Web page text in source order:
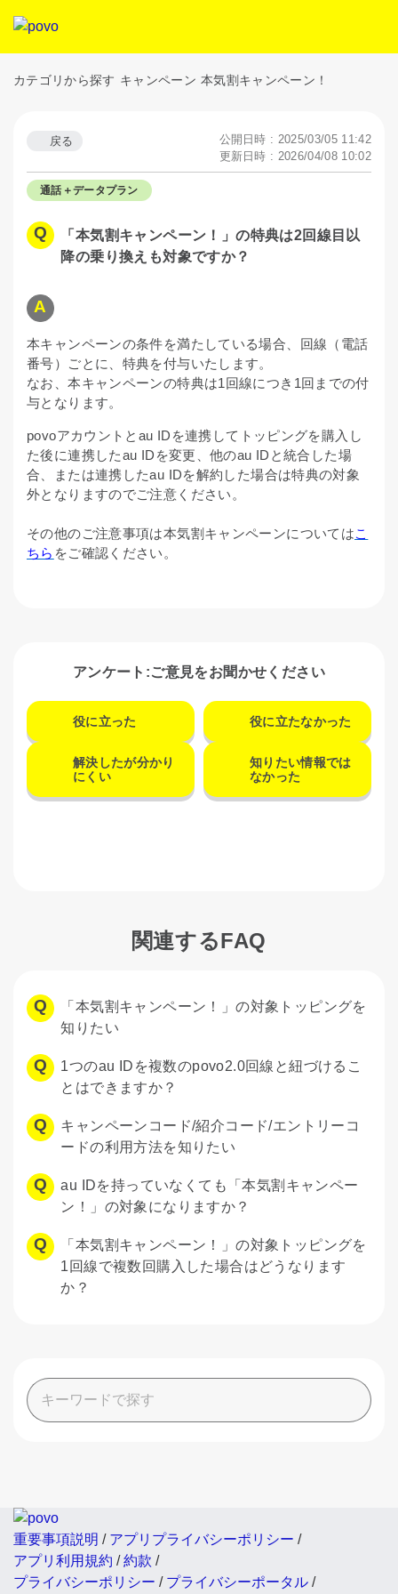
カテゴリから探す キャンペーン 本気割キャンペーン！
戻る
公開日時 : 2025/03/05 11:42
更新日時 : 2026/04/08 10:02
通話＋データプラン
「本気割キャンペーン！」の特典は2回線目以
降の乗り換えも対象ですか？
本キャンペーンの条件を満たしている場合、回線（電話
番号）ごとに、特典を付与いたします。
なお、本キャンペーンの特典は1回線につき1回までの付
与となります。
povoアカウントとau IDを連携してトッピングを購入し
た後に連携したau IDを変更、他のau IDと統合した場
合、または連携したau IDを解約した場合は特典の対象
外となりますのでご注意ください。
その他のご注意事項は本気割キャンペーンについてはこ
ちら をご確認ください。
アンケート:ご意見をお聞かせください
役に立った 役に立たなかった
解決したが分かり
にくい
知りたい情報では
なかった
関連するFAQ
「本気割キャンペーン！」の対象トッピングを
知りたい
1つのau IDを複数のpovo2.0回線と紐づけるこ
とはできますか？
キャンペーンコード/紹介コード/エントリーコ
ードの利用方法を知りたい
au IDを持っていなくても「本気割キャンペー
ン！」の対象になりますか？
「本気割キャンペーン！」の対象トッピングを
1回線で複数回購入した場合はどうなります
か？
重要事項説明 / アプリプライバシーポリシー /
アプリ利用規約 /約款 /
プライバシーポリシー / プライバシーポータル /